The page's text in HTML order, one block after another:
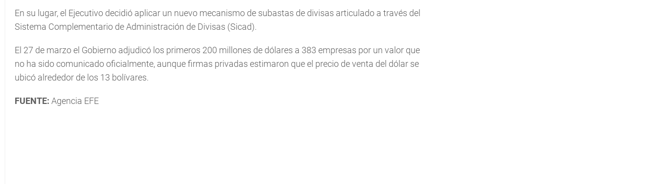
En su lugar, el Ejecutivo decidió aplicar un nuevo mecanismo de subastas de divisas articulado a través del
Sistema Complementario de Administración de Divisas (Sicad).
El 27 de marzo el Gobierno adjudicó los primeros 200 millones de dólares a 383 empresas por un valor que
no ha sido comunicado oficialmente, aunque firmas privadas estimaron que el precio de venta del dólar se
ubicó alrededor de los 13 bolívares.
FUENTE: Agencia EFE